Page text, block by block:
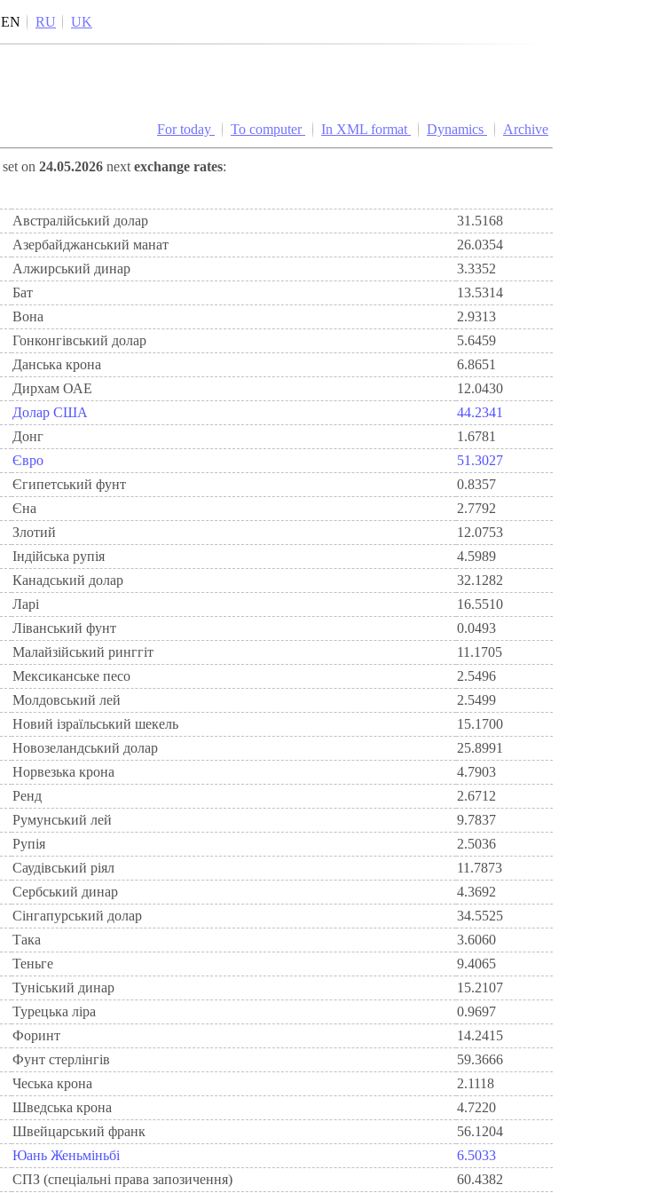
EN RU UK
For today To computer In XML format Dynamics Archive
set on 24.05.2026 next exchange rates:
Австралійський долар
31.5168
Азербайджанський манат
26.0354
Алжирський динар
3.3352
Бат
13.5314
Вона
2.9313
Гонконгівський долар
5.6459
Данська крона
6.8651
Дирхам ОАЕ
12.0430
Долар США
44.2341
Донг
1.6781
Євро
51.3027
Єгипетський фунт
0.8357
Єна
2.7792
Злотий
12.0753
Індійська рупія
4.5989
Канадський долар
32.1282
Ларi
16.5510
Ліванський фунт
0.0493
Малайзійський ринггіт
11.1705
Мексиканське песо
2.5496
Молдовський лей
2.5499
Новий ізраїльський шекель
15.1700
Новозеландський долар
25.8991
Норвезька крона
4.7903
Ренд
2.6712
Румунський лей
9.7837
Рупія
2.5036
Саудівський ріял
11.7873
Сербський динар
4.3692
Сінгапурський долар
34.5525
Така
3.6060
Теньге
9.4065
Туніський динар
15.2107
Турецька ліра
0.9697
Форинт
14.2415
Фунт стерлінгів
59.3666
Чеська крона
2.1118
Шведська крона
4.7220
Швейцарський франк
56.1204
Юань Женьміньбі
6.5033
СПЗ (спеціальні права запозичення) 60.4382